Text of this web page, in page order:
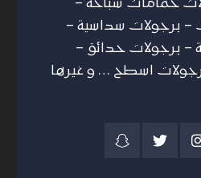
حمامات سباحه –
– برجولات سداسية –
– برجولات حدائق –
اسطح … و غيرها